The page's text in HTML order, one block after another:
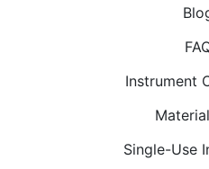
Instrument
Single-Use